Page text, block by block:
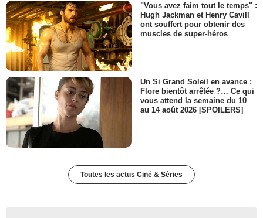
"Vous avez faim tout le temps" :
Hugh Jackman et Henry Cavill
ont souffert pour obtenir des
muscles de super-héros
Un Si Grand Soleil en avance :
Flore bientôt arrêtée ?… Ce qui
vous attend la semaine du 10
au 14 août 2026 [SPOILERS]
Toutes les actus Ciné & Séries